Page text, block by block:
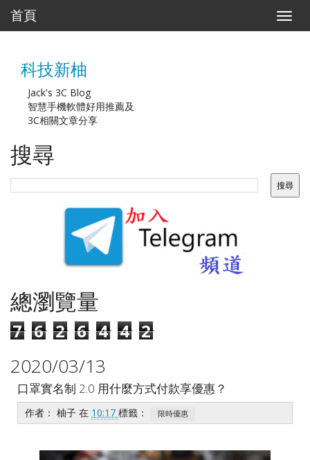
T
o
o
首頁
科技新柚
Jack's 3C Blog
智慧手機軟體好用推薦及
3C相關文章分享
搜尋
總瀏覽量
7 6 2 6 4 4 2
2020/03/13
口罩實名制 2.0 用什麼方式付款享優惠？
作者： 柚子 在 10:17 標籤： 限時優惠